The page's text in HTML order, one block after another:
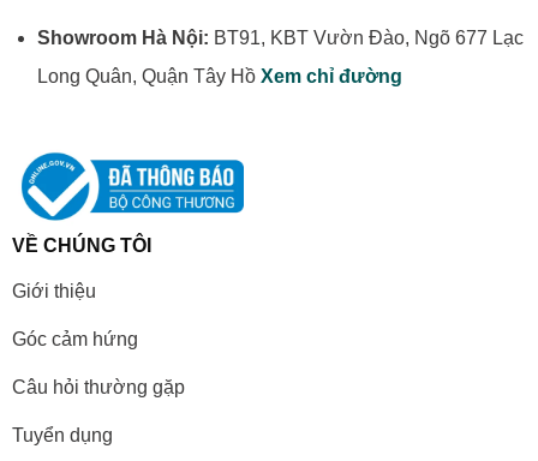
Showroom Hà Nội: BT91, KBT Vườn Đào, Ngõ 677 Lạc
Long Quân, Quận Tây Hồ Xem chỉ đường
VỀ CHÚNG TÔI
Giới thiệu
Góc cảm hứng
Câu hỏi thường gặp
Tuyển dụng